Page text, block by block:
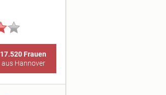
17.520 Frauen
aus Hannover